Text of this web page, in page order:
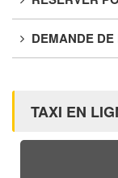
DEMANDE
TAXI EN